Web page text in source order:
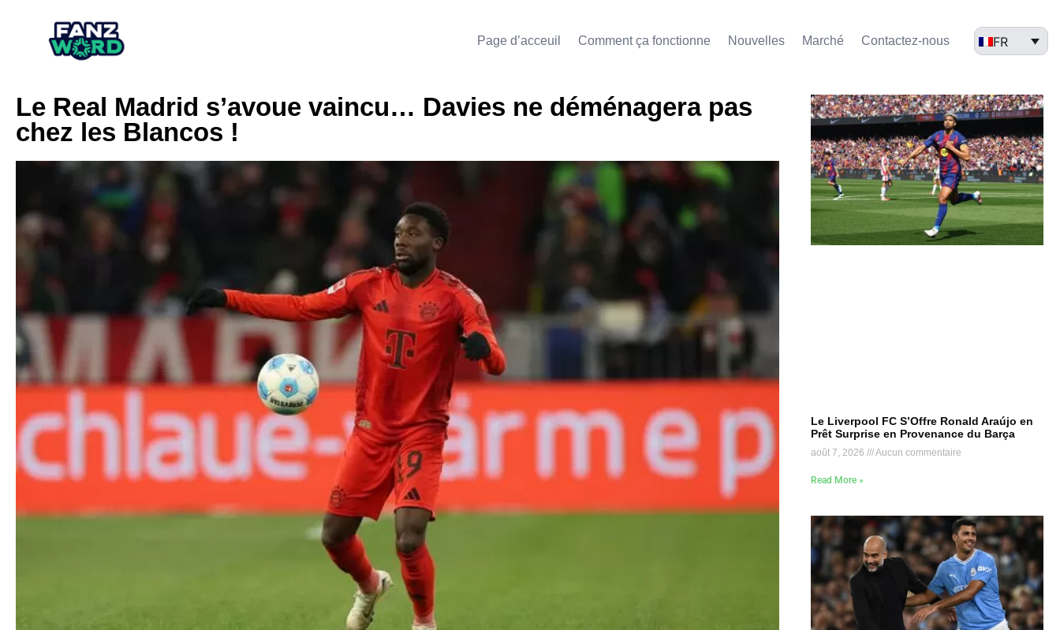
Page d’acceuil Comment ça fonctionne Nouvelles Marché​ Contactez-nous FR
Le Real Madrid s’avoue vaincu… Davies ne déménagera pas
chez les Blancos !
Le Liverpool FC S’Offre Ronald Araújo en
Prêt Surprise en Provenance du Barça
août 7, 2026 Aucun commentaire
Read More »